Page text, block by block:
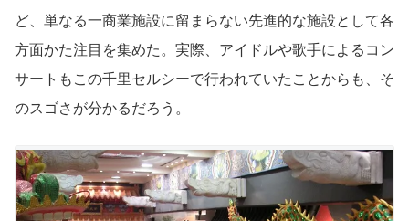
ど、単なる一商業施設に留まらない先進的な施設として各
方面かた注目を集めた。実際、アイドルや歌手によるコン
サートもこの千里セルシーで行われていたことからも、そ
のスゴさが分かるだろう。